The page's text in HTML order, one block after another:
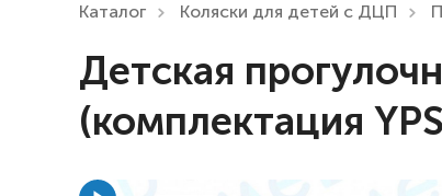
реабилитации для детей
Технические средства
реабилитации для взрослых
Каталог Коляски для детей с ДЦП
Детская
(комплектация